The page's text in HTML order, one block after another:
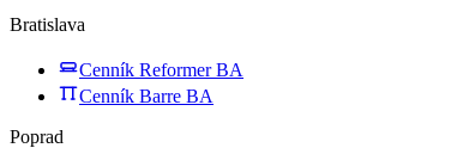
Bratislava
Cenník Reformer BA
Cenník Barre BA
Poprad